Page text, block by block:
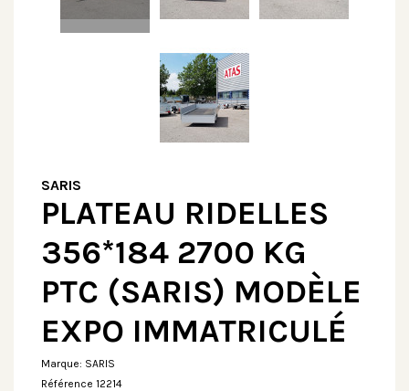
SARIS
PLATEAU RIDELLES
356*184 2700 KG
PTC (SARIS) MODÈLE
EXPO IMMATRICULÉ
Marque: SARIS
Référence 12214